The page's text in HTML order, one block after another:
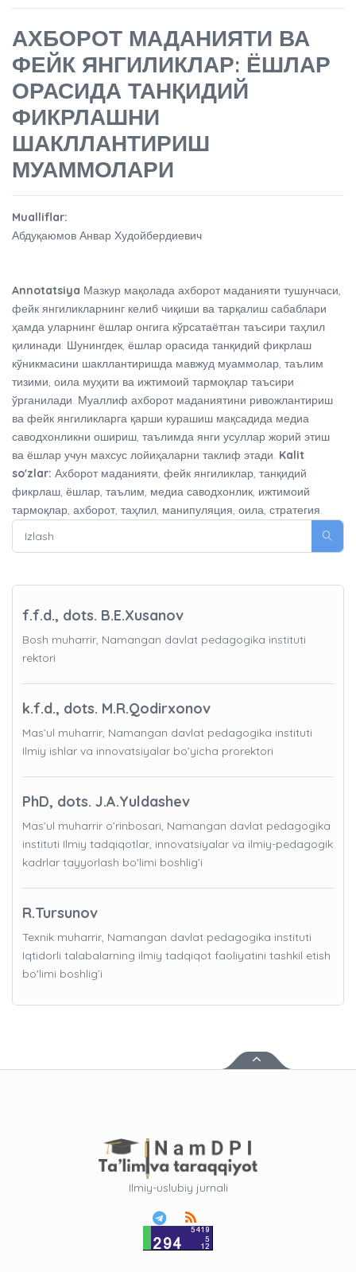
АХБОРОТ МАДАНИЯТИ ВА
ФЕЙК ЯНГИЛИКЛАР: ЁШЛАР
ОРАСИДА ТАНҚИДИЙ
ФИКРЛАШНИ
ШАКЛЛАНТИРИШ
МУАММОЛАРИ
Mualliflar:
Абдуқаюмов Анвар Худойбердиевич
Annotatsiya Мазкур мақолада ахборот маданияти тушунчаси,
фейк янгиликларнинг келиб чиқиши ва тарқалиш сабаблари
ҳамда уларнинг ёшлар онгига кўрсатаётган таъсири таҳлил
қилинади. Шунингдек, ёшлар орасида танқидий фикрлаш
кўникмасини шакллантиришда мавжуд муаммолар, таълим
тизими, оила муҳити ва ижтимоий тармоқлар таъсири
ўрганилади. Муаллиф ахборот маданиятини ривожлантириш
ва фейк янгиликларга қарши курашиш мақсадида медиа
саводхонликни ошириш, таълимда янги усуллар жорий этиш
ва ёшлар учун махсус лойиҳаларни таклиф этади. Kalit
so'zlar: Ахборот маданияти, фейк янгиликлар, танқидий
фикрлаш, ёшлар, таълим, медиа саводхонлик, ижтимоий
тармоқлар, ахборот, таҳлил, манипуляция, оила, стратегия.
f.f.d., dots. B.E.Xusanov
Bosh muharrir, Namangan davlat pedagogika instituti
rektori
k.f.d., dots. M.R.Qodirxonov
Mas’ul muharrir, Namangan davlat pedagogika instituti
Ilmiy ishlar va innovatsiyalar bo’yicha prorektori
PhD, dots. J.A.Yuldashev
Mas’ul muharrir o’rinbosari, Namangan davlat pedagogika
instituti Ilmiy tadqiqotlar, innovatsiyalar va ilmiy-pedagogik
kadrlar tayyorlash bo'limi boshlig’i
R.Tursunov
Texnik muharrir, Namangan davlat pedagogika instituti
Iqtidorli talabalarning ilmiy tadqiqot faoliyatini tashkil etish
bo'limi boshlig’i
Ilmiy-uslubiy jurnali